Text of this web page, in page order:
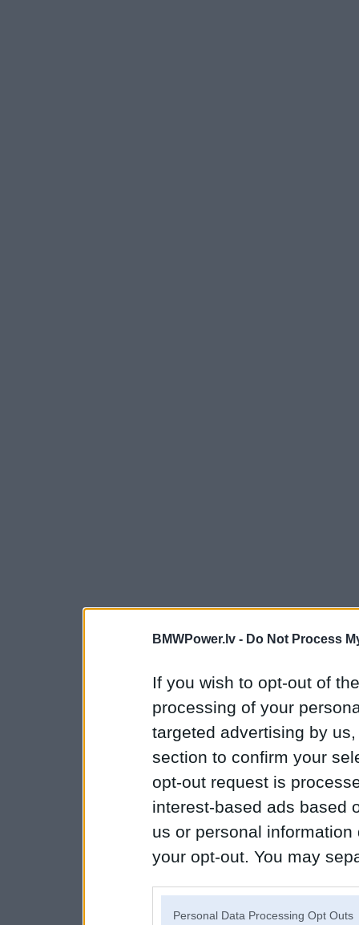
BMWPower.lv - Do Not Process
If you wish to opt-out of
processing of your
targeted advertising by
section to confirm your
opt-out request is
interest-based ads based
us or personal
your opt-out. You may
Personal Data Processing Opt Outs